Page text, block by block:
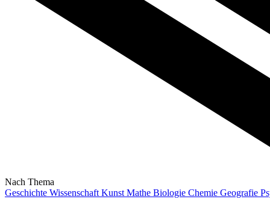
Nach Thema
Geschichte Wissenschaft Kunst Mathe Biologie Chemie Geografie